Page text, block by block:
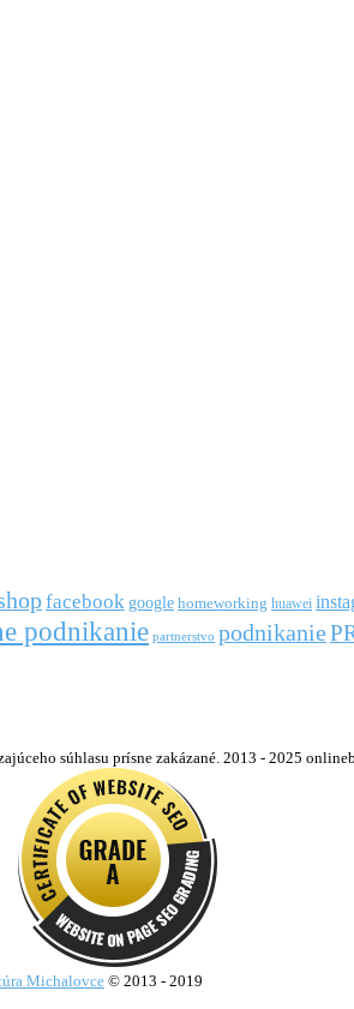
facebookgoogle homeworking huawei
podnikanie partnerstvo podnikanie
súhlasu prísne zakázané. 2013 - 2025
Michalovce © 2013 - 2019